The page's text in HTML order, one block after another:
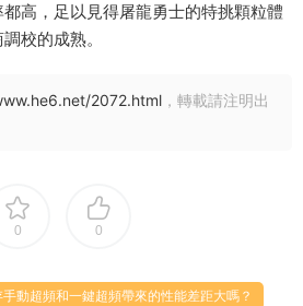
高，足以見得屠龍勇士的特挑顆粒體
校的成熟。
2072.html ，轉載請注明出
0 0
動超頻和一鍵超頻帶來的性能差距大嗎？